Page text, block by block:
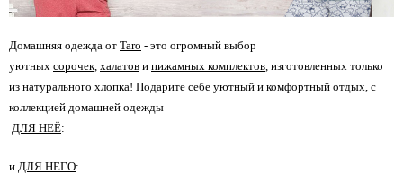
Домашняя одежда от Taro - это огромный выбор
уютных сорочек халатов и пижамных комплектов , изготовленных только
из натурального хлопка! Подарите себе уютный и комфортный отдых, с
коллекцией домашней одежды
ДЛЯ НЕЁ:
и ДЛЯ НЕГО: